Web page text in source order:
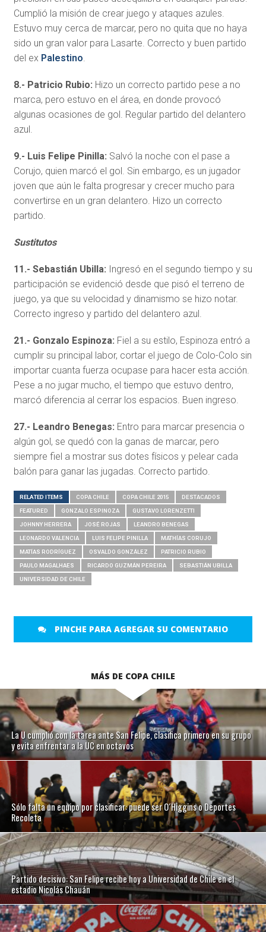
Cumplió la misión de crear juego y ataques azules.
Estuvo muy cerca de marcar, pero no quita que no haya
sido un gran valor para Lasarte. Correcto y buen partido
del ex Palestino.
8.- Patricio Rubio: Hizo un correcto partido pese a no
marca, pero estuvo en el área, en donde provocó
algunas ocasiones de gol. Regular partido del delantero
azul.
9.- Luis Felipe Pinilla: Salvó la noche con el pase a
Corujo, quien marcó el gol. Sin embargo, es un jugador
joven que aún le falta progresar y crecer mucho para
convertirse en un gran delantero. Hizo un correcto
partido.
Sustitutos
11.- Sebastián Ubilla: Ingresó en el segundo tiempo y su
participación se evidenció desde que pisó el terreno de
juego, ya que su velocidad y dinamismo se hizo notar.
Correcto ingreso y partido del delantero azul.
21.- Gonzalo Espinoza: Fiel a su estilo, Espinoza entró a
cumplir su principal labor, cortar el juego de Colo-Colo sin
importar cuanta fuerza ocupase para hacer esta acción.
Pese a no jugar mucho, el tiempo que estuvo dentro,
marcó diferencia al cerrar los espacios. Buen ingreso.
27.- Leandro Benegas: Entro para marcar presencia o
algún gol, se quedó con la ganas de marcar, pero
siempre fiel a mostrar sus dotes físicos y pelear cada
balón para ganar las jugadas. Correcto partido.
RELATED ITEMS COPA CHILE COPA CHILE 2015 DESTACADOS
FEATURED GONZALO ESPINOZA GUSTAVO LORENZETTI
JOHNNY HERRERA JOSÉ ROJAS LEANDRO BENEGAS
LEONARDO VALENCIA LUIS FELIPE PINILLA MATHÍAS CORUJO
MATÍAS RODRÍGUEZ OSVALDO GONZÁLEZ PATRICIO RUBIO
PAULO MAGALHAES RICARDO GUZMÁN PEREIRA SEBASTIÁN UBILLA
UNIVERSIDAD DE CHILE
PINCHE PARA AGREGAR SU COMENTARIO
MÁS DE COPA CHILE
La U cumplió con la tarea ante San Felipe, clasifica primero en su grupo
y evita enfrentar a la UC en octavos
Sólo falta un equipo por clasificar: puede ser O´Higgins o Deportes
Recoleta
Partido decisivo: San Felipe recibe hoy a Universidad de Chile en el
estadio Nicolás Chauán